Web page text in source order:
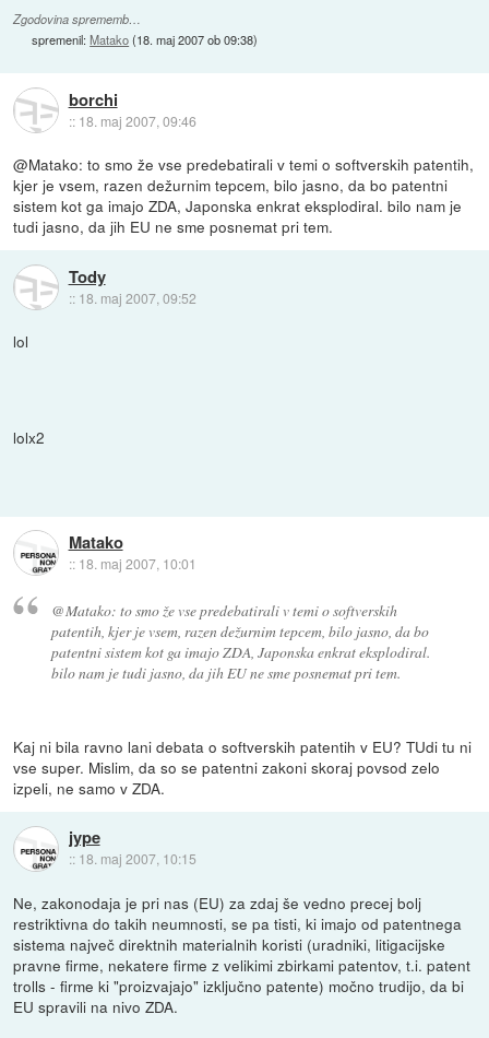
Zgodovina sprememb…
spremenil:Matako(18. maj 2007 ob 09:38)
borchi
:: 18. maj 2007, 09:46
@Matako: to smo že vse predebatirali v temi o softverskih patentih,
kjer je vsem, razen dežurnim tepcem, bilo jasno, da bo patentni
sistem kot ga imajo ZDA, Japonska enkrat eksplodiral. bilo nam je
tudi jasno, da jih EU ne sme posnemat pri tem.
Tody
:: 18. maj 2007, 09:52
lol
lolx2
Matako
:: 18. maj 2007, 10:01
@Matako: to smo že vse predebatirali v temi o softverskih
patentih, kjer je vsem, razen dežurnim tepcem, bilo jasno, da bo
patentni sistem kot ga imajo ZDA, Japonska enkrat eksplodiral.
bilo nam je tudi jasno, da jih EU ne sme posnemat pri tem.
Kaj ni bila ravno lani debata o softverskih patentih v EU? TUdi tu ni
vse super. Mislim, da so se patentni zakoni skoraj povsod zelo
izpeli, ne samo v ZDA.
jype
:: 18. maj 2007, 10:15
Ne, zakonodaja je pri nas (EU) za zdaj še vedno precej bolj
restriktivna do takih neumnosti, se pa tisti, ki imajo od patentnega
sistema največ direktnih materialnih koristi (uradniki, litigacijske
pravne firme, nekatere firme z velikimi zbirkami patentov, t.i. patent
trolls - firme ki "proizvajajo" izključno patente) močno trudijo, da bi
EU spravili na nivo ZDA.